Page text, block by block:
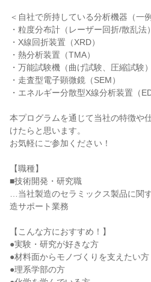
＜自社で所持している分析機器（一
・粒度分布計（レーザー回折/散乱法）
・X線回折装置（XRD）
・熱分析装置（TMA）
・万能試験機（曲げ試験、圧縮試験）
・走査型電子顕微鏡（SEM）
・エネルギー分散型X線分析装置（
本プログラムを通じて当社の特徴や
けたらと思います。
お気軽にご参加ください！
【職種】
■技術開発・研究職
…当社製造のセラミックス製品に関
造サポート業務
【こんな方におすすめ！】
●実験・研究が好きな方
●材料面からモノづくりを支えたい方
●理系学部の方